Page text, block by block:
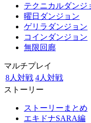
テクニカルダンジ
曜日ダンジョン
ゲリラダンジョン
コインダンジョン
無限回廊
マルチプレイ
8人対戦 4人対戦
ストーリー
ストーリーまとめ
エキドナSARA編